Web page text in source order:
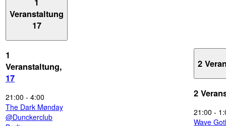
Veranstaltung
17
1
Veranstaltung,
17
21:00 - 4:00
The Dark Mønday
@Dunckerclub
2
2
21:00 -
Wave